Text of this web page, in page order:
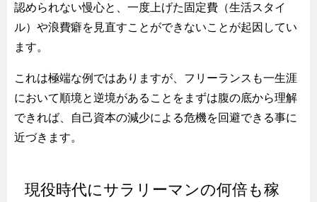
認められない慢心と、一度上げた固定費（生活スタイ
ル）や浪費癖を見直すことができないことが起因してい
ます。
これは極端な例ではありますが、フリーランスも一生涯
において順境と逆境があることをまずは腹の底から理解
できれば、自己資本の減少による危機を回避できる事に
近づきます。
現役時代にサラリーマンの何倍も稼